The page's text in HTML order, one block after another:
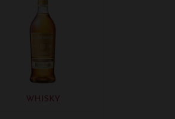
WHISKY